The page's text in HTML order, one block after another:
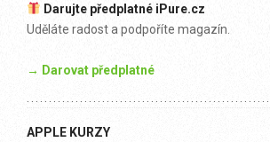
Darujte předplatné iPure.cz
Uděláte radost a podpoříte magazín.
→ Darovat předplatné
APPLE KURZY